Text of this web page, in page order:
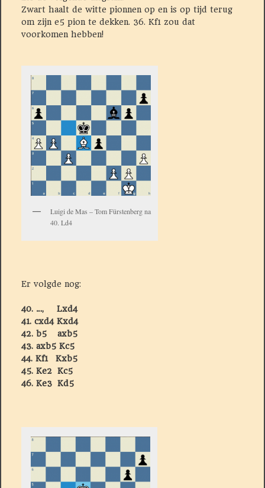
Zwart haalt de witte pionnen op en is op tijd terug
om zijn e5 pion te dekken. 36. Kf1 zou dat
voorkomen hebben!
Luigi de Mas – Tom Fürstenberg na
40. Ld4
Er volgde nog:
40. …, Lxd4
41. cxd4 Kxd4
42. b5 axb5
43. axb5 Kc5
44. Kf1 Kxb5
45. Ke2 Kc5
46. Ke3 Kd5